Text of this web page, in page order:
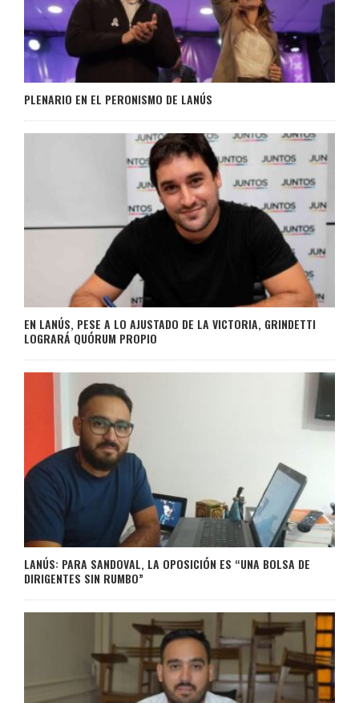
PLENARIO EN EL PERONISMO DE LANÚS
EN LANÚS, PESE A LO AJUSTADO DE LA VICTORIA, GRINDETTI
LOGRARÁ QUÓRUM PROPIO
LANÚS: PARA SANDOVAL, LA OPOSICIÓN ES “UNA BOLSA DE
DIRIGENTES SIN RUMBO”